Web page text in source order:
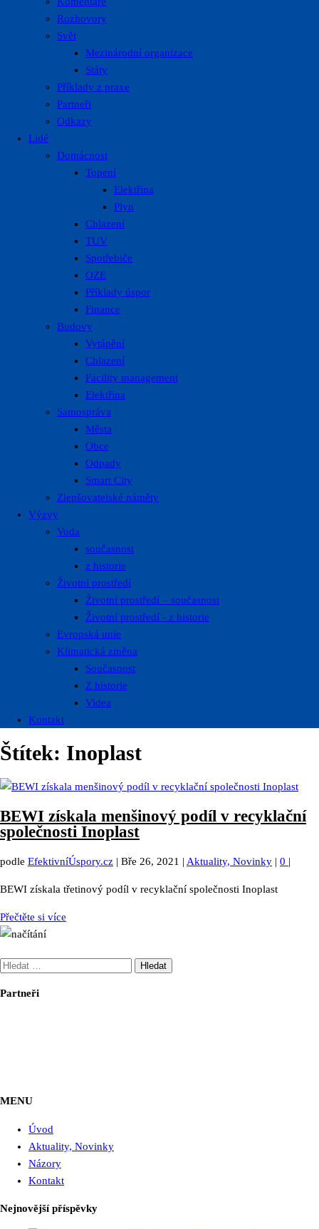
Rozhovory
Svět
Mezinárodní organizace
Státy
Příklady z praxe
Partneři
Odkazy
Lidé
Domácnost
Topení
Elektřina
Plyn
Chlazení
TUV
Spotřebiče
OZE
Příklady úspor
Finance
Budovy
Vytápění
Chlazení
Facility management
Elektřina
Samospráva
Města
Obce
Odpady
Smart City
Zlepšovatelské náměty
Výzvy
Voda
současnost
z historie
Životní prostředí
Životní prostředí – současnost
Životní prostředí ​- z historie
Evropská unie
Klimatická změna
Současnost
Z historie
Videa
Kontakt
Štítek: Inoplast
BEWI získala menšinový podíl v recyklační
společnosti Inoplast
podle EfektivníÚspory.cz | Bře 26, 2021 | Aktuality, Novinky | 0 |
BEWI získala třetinový podíl v recyklační společnosti Inoplast
Přečtěte si více
Vyhledávání
Partneři
MENU
Úvod
Aktuality, Novinky
Názory
Kontakt
Nejnovější příspěvky